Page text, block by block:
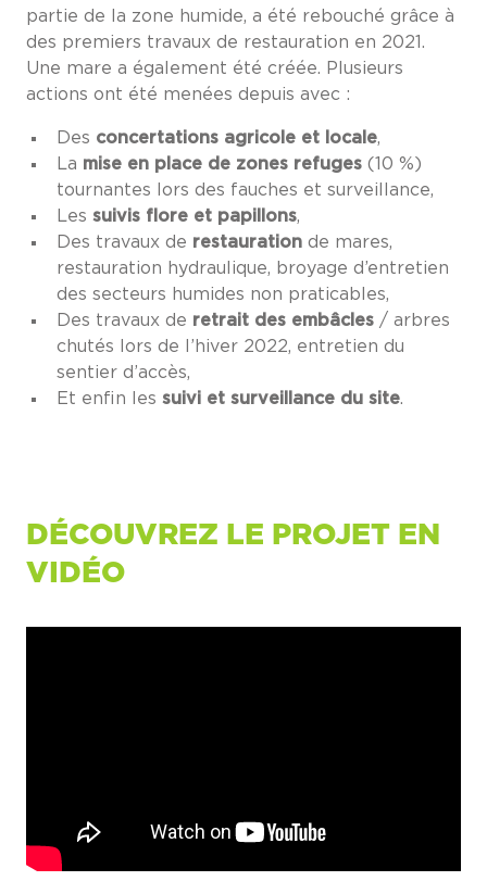
partie de la zone humide, a été rebouché grâce à
des premiers travaux de restauration en 2021.
Une mare a également été créée. Plusieurs
actions ont été menées depuis avec :
Des concertations agricole et locale,
La mise en place de zones refuges (10 %)
tournantes lors des fauches et surveillance,
Les suivis flore et papillons,
Des travaux de restauration de mares,
restauration hydraulique, broyage d’entretien
des secteurs humides non praticables,
Des travaux de retrait des embâcles / arbres
chutés lors de l’hiver 2022, entretien du
sentier d’accès,
Et enfin les suivi et surveillance du site.
DÉCOUVREZ LE PROJET EN
VIDÉO